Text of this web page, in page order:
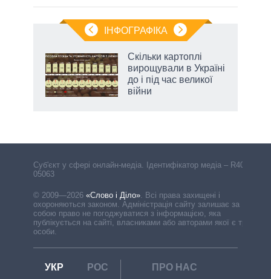
ІНФОГРАФІКА
Скільки картоплі
вирощували в Україні
до і під час великої
війни
Cуб'єкт у сфері онлайн-медіа. Ідентифікатор медіа – R40-
05063
© 2009—2026 «Слово і Діло» Всі права захищені і
охороняються законом. Адміністрація сайту залишає за
собою право не погоджуватися з інформацією, яка
публікується на сайті, власниками або авторами якої є треті
особи.
УКР РОС
ПРО НАС